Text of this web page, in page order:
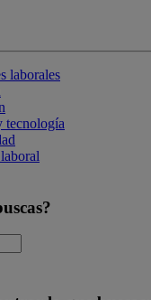
laborales
tecnología